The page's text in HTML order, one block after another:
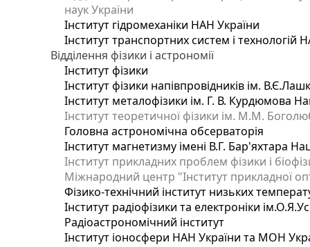
наук України
Інститут гідромеханіки НАН України
Інститут транспортних систем і технологій
Відділення фізики і астрономії
Інститут фізики
Інститут фізики напівпровідників ім.
Інститут металофізики ім. Г. В. Курдюмова
Інститут теоретичної фізики ім. М.М.
Головна астрономічна обсерваторія
Інститут магнетизму імені В.Г. Бар'яхтара
Інститут прикладних проблем фізики і
Міжнародний центр "Інститут прикладної
Фізико-технічний інститут низьких
Інститут радіофізики та електроніки
Радіоастрономічний інститут
Інститут іоносфери НАН України та МОН